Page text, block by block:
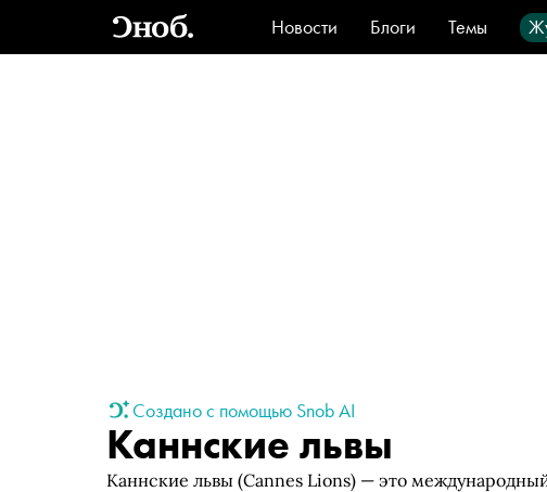
Новости Блоги Темы
Стиль
Видео
Создано с помощью Snob AI
Каннские львы
Каннские львы (Cannes Lions) — это